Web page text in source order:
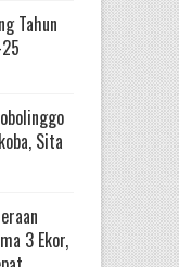
Tahun
Sita
3 Ekor,